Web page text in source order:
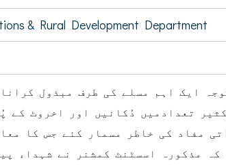
& Rural Development Department
ایک اہم مسلے کی طرف مبذول کرانا
تعدادمیں دُکانیں اور اخروٹ کے
مفاد کی خاطر مسمار کئے جس کا
مذکورہ اسسٹنٹ کمشنر نے شہداء